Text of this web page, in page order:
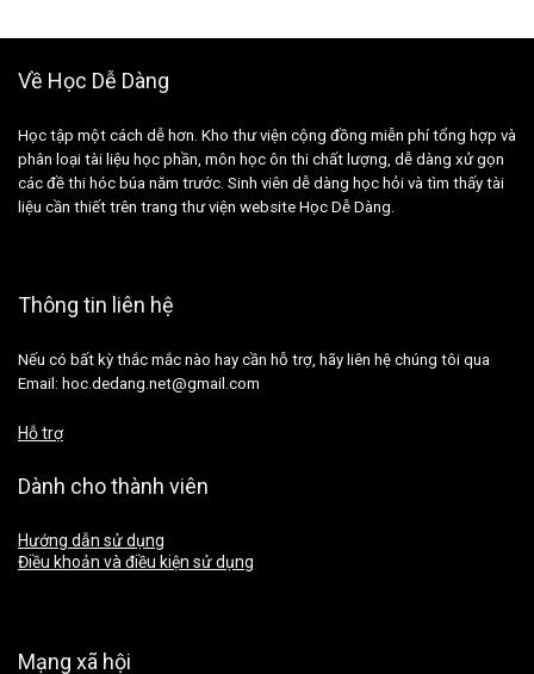
Về Học Dễ Dàng
Học tập một cách dễ hơn. Kho thư viện cộng đồng miễn phí tổng hợp và
phân loại tài liệu học phần, môn học ôn thi chất lượng, dễ dàng xử gọn
các đề thi hóc búa năm trước. Sinh viên dễ dàng học hỏi và tìm thấy tài
liệu cần thiết trên trang thư viện website Học Dễ Dàng.
Thông tin liên hệ
Nếu có bất kỳ thắc mắc nào hay cần hỗ trợ, hãy liên hệ chúng tôi qua
Email: hoc.dedang.net@gmail.com
Hỗ trợ
Dành cho thành viên
Hướng dẫn sử dụng
Điều khoản và điều kiện sử dụng
Mạng xã hội